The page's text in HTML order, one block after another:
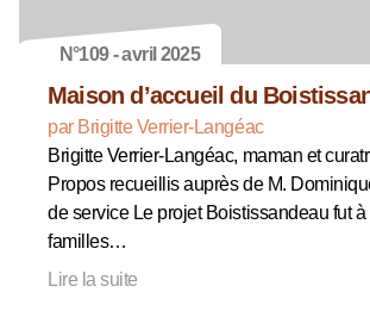
N°109 - avril 2025
Maison d’accueil du
par Brigitte Verrier-Langéac
Brigitte Verrier-Langéac, maman et
Propos recueillis auprès de M.
de service Le projet Boistissandeau fut à
familles…
Lire la suite